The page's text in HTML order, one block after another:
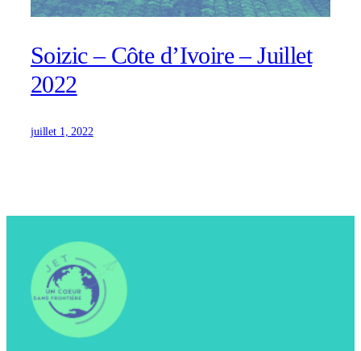
Soizic – Côte d’Ivoire – Juillet
2022
juillet 1, 2022